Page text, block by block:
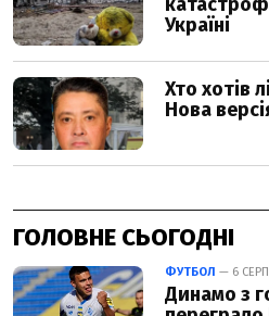
ГОЛОВНЕ СЬОГОДНІ
ФУТБОЛ — 6
Динамо з